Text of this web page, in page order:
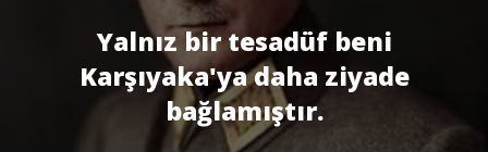
Yalnız bir tesadüf beni
Karşıyaka'ya daha ziyade
bağlamıştır.